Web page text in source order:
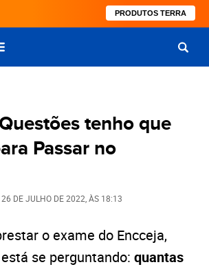
PRODUTOS TERRA
tenho que
Passar no
26 DE JULHO DE 2022 , ÀS 18:13
o exame do Encceja,
se perguntando: quantas